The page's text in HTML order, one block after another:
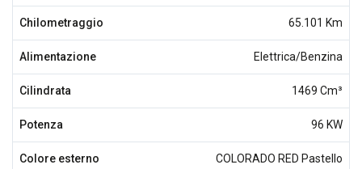
Chilometraggio 65.101 Km
Alimentazione Elettrica/Benzina
Cilindrata 1469 Cm³
Potenza 96 KW
Colore esterno COLORADO RED Pastello